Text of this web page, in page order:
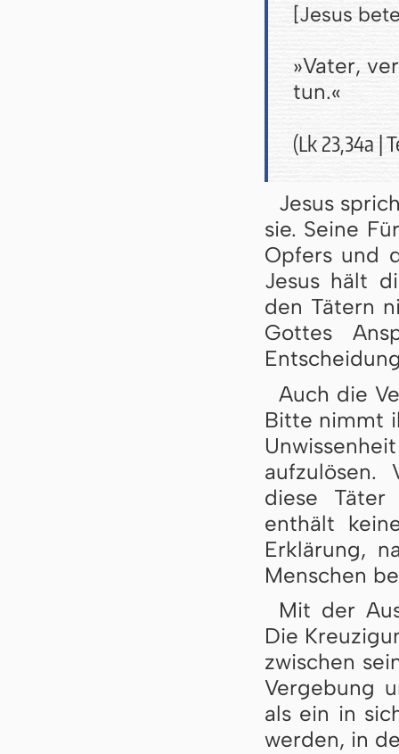
[Jesus
»Vater,
tun.«
(Lk 23,34a |
Jesus
sie. Seine
Opfers und
Jesus hält
den Tätern
Gottes
Auch die
Bitte nimmt
aufzulösen.
diese
enthält
Erklärung,
Menschen
Mit der
Die
zwischen
Vergebung
als ein in
werden, in